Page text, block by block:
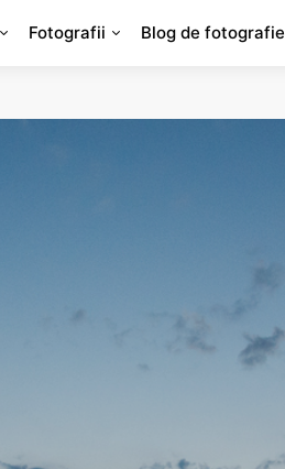
Fotografii Blog de fotografie